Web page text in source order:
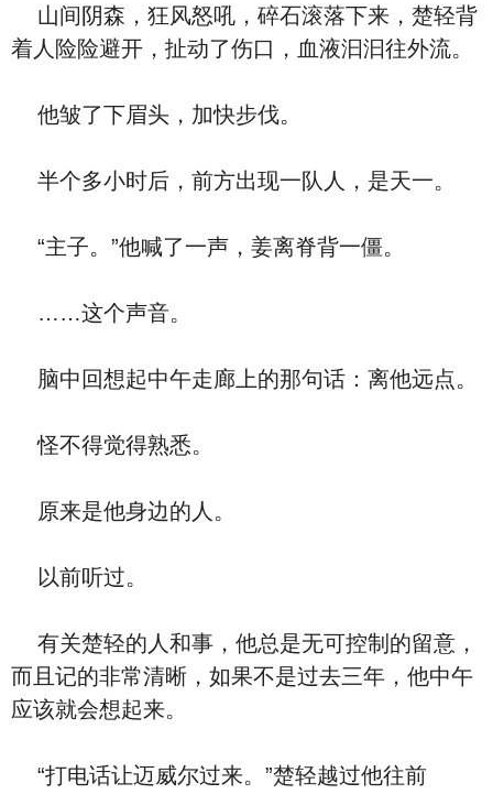
山间阴森，狂风怒吼，碎石滚落下来，楚轻背
着人险险避开，扯动了伤口，血液汩汩往外流。
他皱了下眉头，加快步伐。
半个多小时后，前方出现一队人，是天一。
“主子。”他喊了一声，姜离脊背一僵。
……这个声音。
脑中回想起中午走廊上的那句话：离他远点。
怪不得觉得熟悉。
原来是他身边的人。
以前听过。
有关楚轻的人和事，他总是无可控制的留意，
而且记的非常清晰，如果不是过去三年，他中午
应该就会想起来。
“打电话让迈威尔过来。”楚轻越过他往前